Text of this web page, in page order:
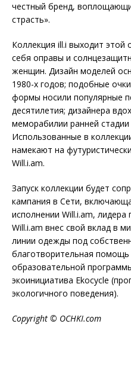
честный бренд,
страсть».
Коллекция ill.i выходит
себя оправы и
женщин. Дизайн моделей
1980-х годов; подобные
формы носили популярные
десятилетия; дизайнера
меморабилии ранней стадии
Использованные в
намекают на
Will.i.am.
Запуск коллекции будет
кампания в Сети,
исполнении Will.i.am, лидера
Will.i.am внес свой вклад в
линии одежды под
благотворительная помощь
образовательной
экоинициатива Ekocycle
экологичного поведения).
Copyright © OCHKI.com